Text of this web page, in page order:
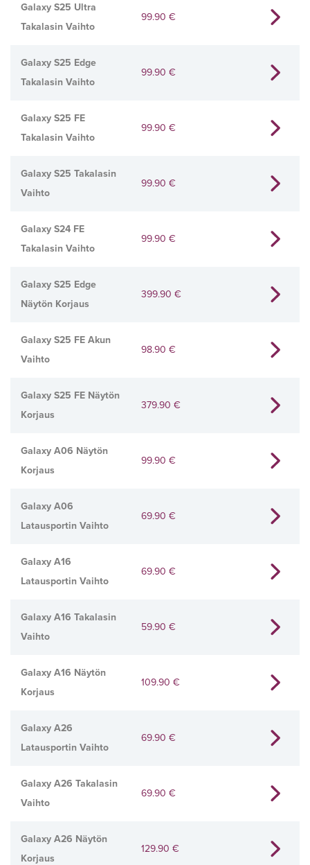
Galaxy S25 Ultra
Takalasin Vaihto
99.90 €
Galaxy S25 Edge
Takalasin Vaihto
99.90 €
Galaxy S25 FE
Takalasin Vaihto
99.90 €
Galaxy S25 Takalasin
Vaihto
99.90 €
Galaxy S24 FE
Takalasin Vaihto
99.90 €
Galaxy S25 Edge
Näytön Korjaus
399.90 €
Galaxy S25 FE Akun
Vaihto
98.90 €
Galaxy S25 FE Näytön
Korjaus
379.90 €
Galaxy A06 Näytön
Korjaus
99.90 €
Galaxy A06
Latausportin Vaihto
69.90 €
Galaxy A16
Latausportin Vaihto
69.90 €
Galaxy A16 Takalasin
Vaihto
59.90 €
Galaxy A16 Näytön
Korjaus
109.90 €
Galaxy A26
Latausportin Vaihto
69.90 €
Galaxy A26 Takalasin
Vaihto
69.90 €
Galaxy A26 Näytön
Korjaus
129.90 €